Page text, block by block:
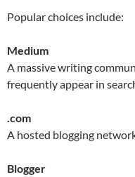
Popular choices include:
Medium
A massive writing
frequently appear in
.com
A hosted blogging
Blogger